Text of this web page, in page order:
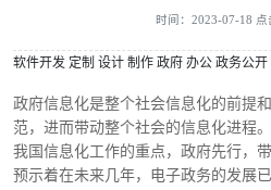
时间：2023-07-18 点
软件开发 定制 设计 制作 政府 办公 政务公开
政府信息化是整个社会信息化的前提
范，进而带动整个社会的信息化进程
我国信息化工作的重点，政府先行，
预示着在未来几年，电子政务的发展